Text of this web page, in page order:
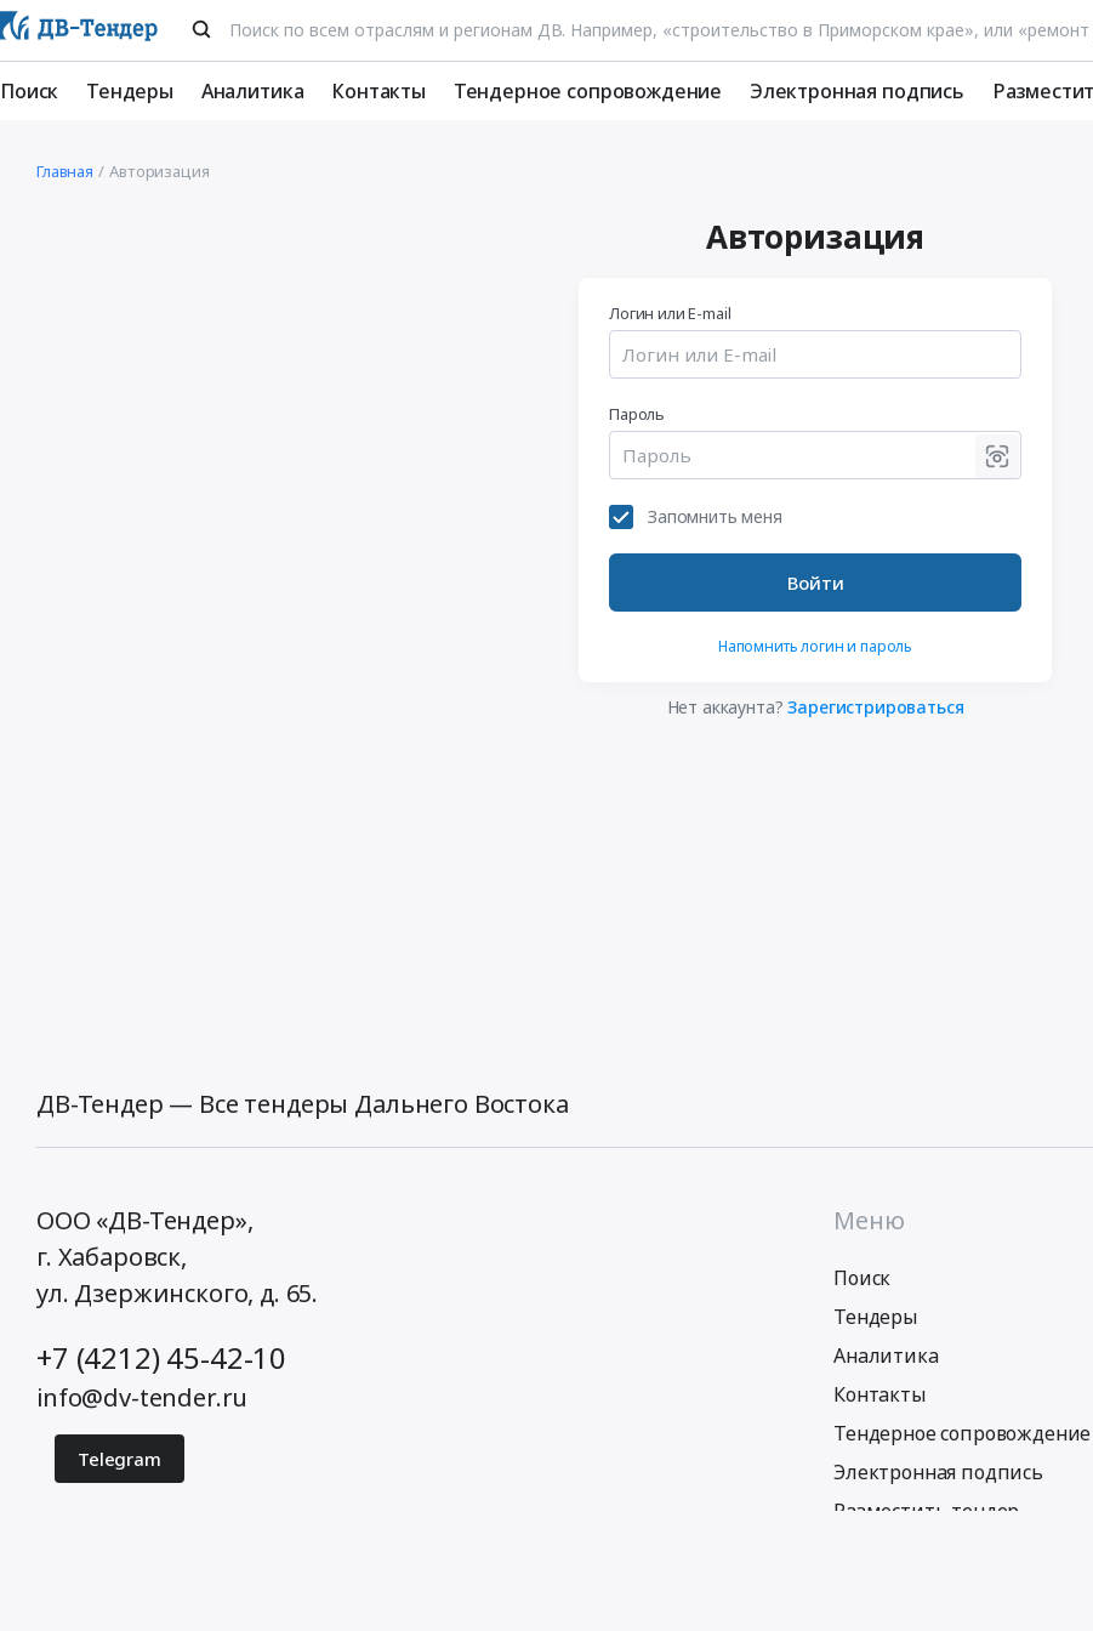
Поиск Тендеры Аналитика Контакты Тендерное сопровождение Электронная подпись
Главная Авторизация
Авторизация
Логин или E-mail
Пароль
Запомнить меня
Войти
Напомнить логин и пароль
Нет аккаунта?Зарегистрироваться
ДВ-Тендер — Все тендеры Дальнего Востока
ООО «ДВ-Тендер»,
г. Хабаровск,
ул. Дзержинского, д. 65.
+7 (4212) 45-42-10
info@dv-tender.ru
Telegram
Меню
Поиск
Тендеры
Аналитика
Контакты
Тендерное сопровождение
Электронная подпись
Разместить тендер